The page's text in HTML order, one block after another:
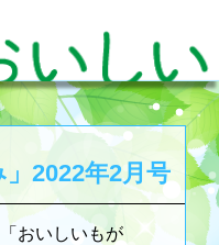
2022年2月号
おいしいもが